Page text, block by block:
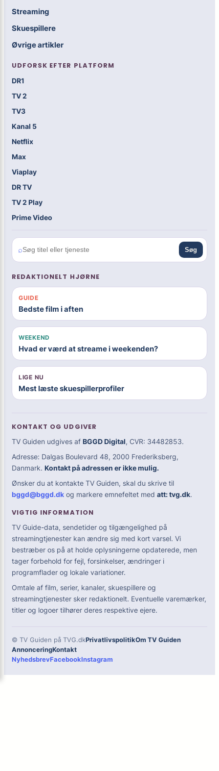
Streaming
Skuespillere
Øvrige artikler
UDFORSK EFTER PLATFORM
DR1
TV 2
TV3
Kanal 5
Netflix
Max
Viaplay
DR TV
TV 2 Play
Prime Video
⌕ Søg
REDAKTIONELT HJØRNE
GUIDE
Bedste film i aften
WEEKEND
Hvad er værd at streame i weekenden?
LIGE NU
Mest læste skuespillerprofiler
KONTAKT OG UDGIVER
TV Guiden udgives af BGGD Digital, CVR: 34482853.
Adresse: Dalgas Boulevard 48, 2000 Frederiksberg,
Danmark. Kontakt på adressen er ikke mulig.
Ønsker du at kontakte TV Guiden, skal du skrive til
bggd@bggd.dk og markere emnefeltet med att: tvg.dk.
VIGTIG INFORMATION
TV Guide-data, sendetider og tilgængelighed på
streamingtjenester kan ændre sig med kort varsel. Vi
bestræber os på at holde oplysningerne opdaterede, men
tager forbehold for fejl, forsinkelser, ændringer i
programflader og lokale variationer.
Omtale af film, serier, kanaler, skuespillere og
streamingtjenester sker redaktionelt. Eventuelle varemærker,
titler og logoer tilhører deres respektive ejere.
© TV Guiden på TVG.dkPrivatlivspolitikOm TV Guiden
AnnonceringKontakt
NyhedsbrevFacebookInstagram